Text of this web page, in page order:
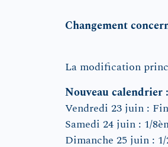
Changement
La modification
Nouveau calendrier :
Vendredi 23 juin :
Samedi 24 juin : 1/
Dimanche 25 juin :